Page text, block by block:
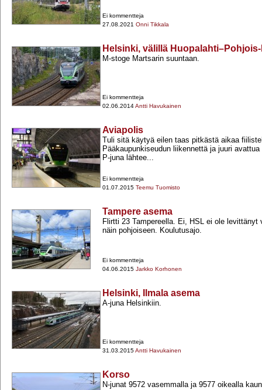
Ei kommentteja
27.08.2021 Onni Tikkala
Helsinki, välillä
M-​stoge Martsarin suuntaan.
Ei kommentteja
02.06.2014Antti Havukainen
Aviapolis
Tuli sitä käytyä eilen taas pitkästä aikaa
Pääkaupunkiseudun liikennettä ja juuri
P-​juna lähtee...
Ei kommentteja
01.07.2015 Teemu Tuomisto
Tampere asema
Flirtti 23 Tampereella. Ei, HSL ei ole levittänyt
näin pohjoiseen. Koulutusajo.
Ei kommentteja
04.06.2015 Jarkko Korhonen
Helsinki, Ilmala asema
A-​juna Helsinkiin.
Ei kommentteja
31.03.2015Antti Havukainen
Korso
N-​junat 9572 vasemmalla ja 9577 oikealla